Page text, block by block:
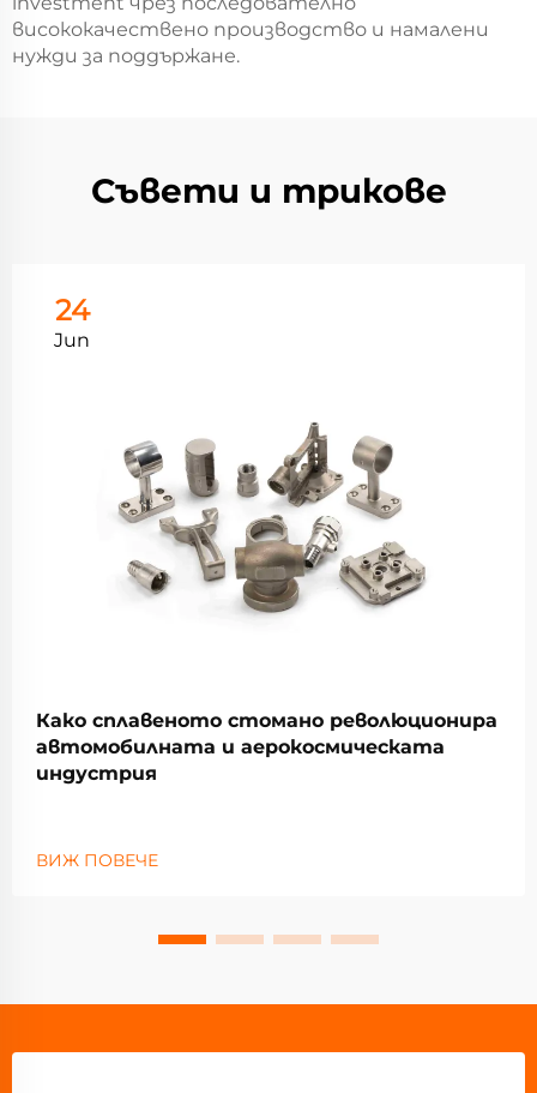
висококачествено производство и намалени
нужди за поддържане.
Съвети и трикове
24
Jun
Како сплавеното стомано революционира
автомобилната и аерокосмическата
индустрия
ВИЖ ПОВЕЧЕ